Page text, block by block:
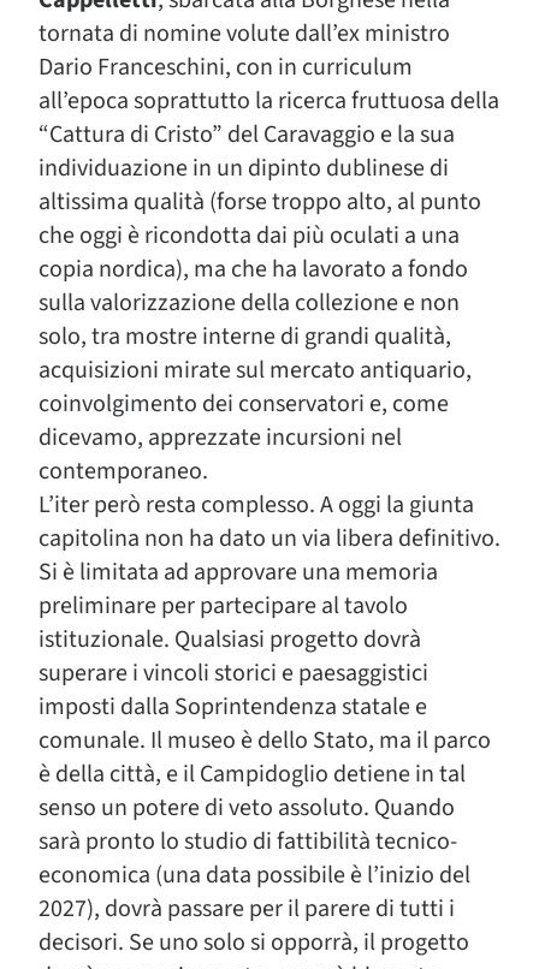
tornata di nomine volute dall’ex ministro
Dario Franceschini, con in curriculum
all’epoca soprattutto la ricerca fruttuosa della
“Cattura di Cristo” del Caravaggio e la sua
individuazione in un dipinto dublinese di
altissima qualità (forse troppo alto, al punto
che oggi è ricondotta dai più oculati a una
copia nordica), ma che ha lavorato a fondo
sulla valorizzazione della collezione e non
solo, tra mostre interne di grandi qualità,
acquisizioni mirate sul mercato antiquario,
coinvolgimento dei conservatori e, come
dicevamo, apprezzate incursioni nel
contemporaneo.
L’iter però resta complesso. A oggi la giunta
capitolina non ha dato un via libera definitivo.
Si è limitata ad approvare una memoria
preliminare per partecipare al tavolo
istituzionale. Qualsiasi progetto dovrà
superare i vincoli storici e paesaggistici
imposti dalla Soprintendenza statale e
comunale. Il museo è dello Stato, ma il parco
è della città, e il Campidoglio detiene in tal
senso un potere di veto assoluto. Quando
sarà pronto lo studio di fattibilità tecnico-
economica (una data possibile è l’inizio del
2027), dovrà passare per il parere di tutti i
decisori. Se uno solo si opporrà, il progetto